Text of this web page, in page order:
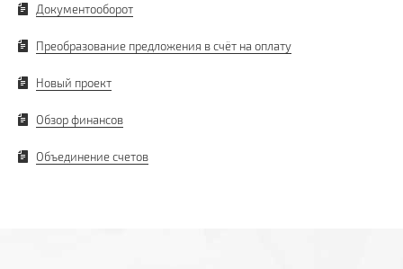
Документооборот
Преобразование предложения в счёт на оплату
Новый проект
Обзор финансов
Объединение счетов